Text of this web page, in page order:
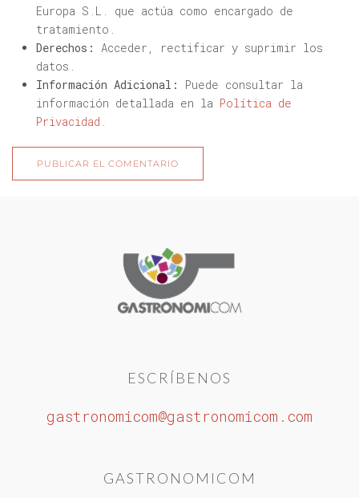
Europa S.L. que actúa como encargado de
tratamiento.
Derechos: Acceder, rectificar y suprimir los
datos.
Información Adicional:
Puede consultar la
información detallada en la Política de
Privacidad .
PUBLICAR EL COMENTARIO
ESCRÍBENOS
gastronomicom@gastronomicom.com
GASTRONOMICOM